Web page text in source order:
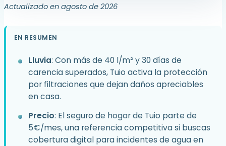
Actualizado en agosto de 2026
EN RESUMEN
Lluvia: Con más de 40 l/m² y 30 días de
carencia superados, Tuio activa la protección
por filtraciones que dejan daños apreciables
en casa.
Precio: El seguro de hogar de Tuio parte de
5€/mes, una referencia competitiva si buscas
cobertura digital para incidentes de agua en